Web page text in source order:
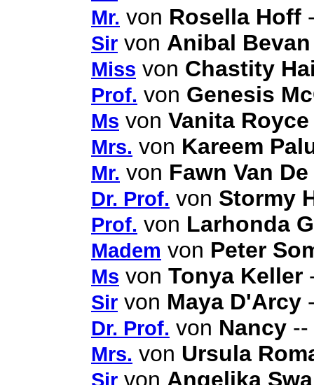
Mr. von Rosella Hoff
Sir von Anibal Bevan
Miss von Chastity
Prof. von Genesis
Ms von Vanita Royce
Mrs. von Kareem
Mr. von Fawn Van
Dr. Prof. von Stormy
Prof. von Larhonda
Madem von Peter
Ms von Tonya Keller
Sir von Maya D'Arcy
Dr. Prof. von Nancy --
Mrs. von Ursula
Sir von Angelika